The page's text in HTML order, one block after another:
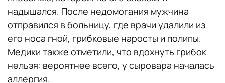
надышался. После недомогания мужчина
отправился в больницу, где врачи удалили из
его носа гной, грибковые наросты и полипы.
Медики также отметили, что вдохнуть грибок
нельзя: вероятнее всего, у сыровара началась
аллергия.